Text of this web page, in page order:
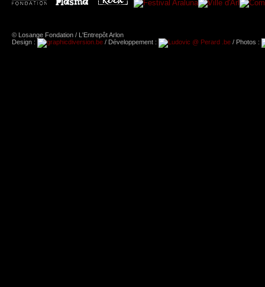
© Losange Fondation / L'Entrepôt Arlon
Design :
/ Développement : / Photos :